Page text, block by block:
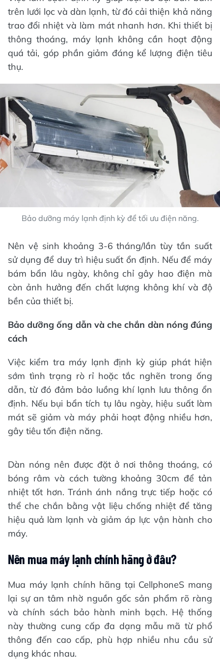
trên lưới lọc và dàn lạnh, từ đó cải thiện khả năng
trao đổi nhiệt và làm mát nhanh hơn. Khi thiết bị
thông thoáng, máy lạnh không cần hoạt động
quá tải, góp phần giảm đáng kể lượng điện tiêu
thụ.
Bảo dưỡng máy lạnh định kỳ để tối ưu điện năng.
Nên vệ sinh khoảng 3-6 tháng/lần tùy tần suất
sử dụng để duy trì hiệu suất ổn định. Nếu để máy
bám bẩn lâu ngày, không chỉ gây hao điện mà
còn ảnh hưởng đến chất lượng không khí và độ
bền của thiết bị.
Bảo dưỡng ống dẫn và che chắn dàn nóng đúng
cách
Việc kiểm tra máy lạnh định kỳ giúp phát hiện
sớm tình trạng rò rỉ hoặc tắc nghẽn trong ống
dẫn, từ đó đảm bảo luồng khí lạnh lưu thông ổn
định. Nếu bụi bẩn tích tụ lâu ngày, hiệu suất làm
mát sẽ giảm và máy phải hoạt động nhiều hơn,
gây tiêu tốn điện năng.
Dàn nóng nên được đặt ở nơi thông thoáng, có
bóng râm và cách tường khoảng 30cm để tản
nhiệt tốt hơn. Tránh ánh nắng trực tiếp hoặc có
thể che chắn bằng vật liệu chống nhiệt để tăng
hiệu quả làm lạnh và giảm áp lực vận hành cho
máy.
Nên mua máy lạnh chính hãng ở đâu?
Mua máy lạnh chính hãng tại CellphoneS mang
lại sự an tâm nhờ nguồn gốc sản phẩm rõ ràng
và chính sách bảo hành minh bạch. Hệ thống
này thường cung cấp đa dạng mẫu mã từ phổ
thông đến cao cấp, phù hợp nhiều nhu cầu sử
dụng khác nhau.